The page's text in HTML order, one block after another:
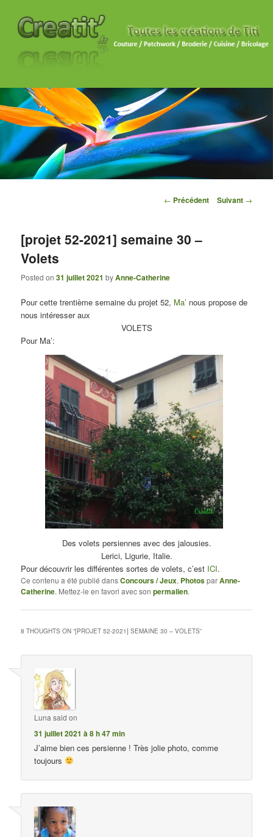
Navigation des articles
← Précédent Suivant →
[projet 52-2021] semaine 30 –
Volets
Posted on31 juillet 2021 byAnne-Catherine
Pour cette trentième semaine du projet 52, Ma’ nous propose de
nous intéresser aux
VOLETS
Pour Ma’:
Des volets persiennes avec des jalousies.
Lerici, Ligurie, Italie.
Pour découvrir les différentes sortes de volets, c’est ICI.
Ce contenu a été publié dansConcours / Jeux, PhotosparAnne-
Catherine. Mettez-le en favori avec sonpermalien.
8 THOUGHTS ON “[PROJET 52-2021] SEMAINE 30 – VOLETS”
Luna said on
31 juillet 2021 à 8 h 47 min
J’aime bien ces persienne ! Très jolie photo, comme
toujours